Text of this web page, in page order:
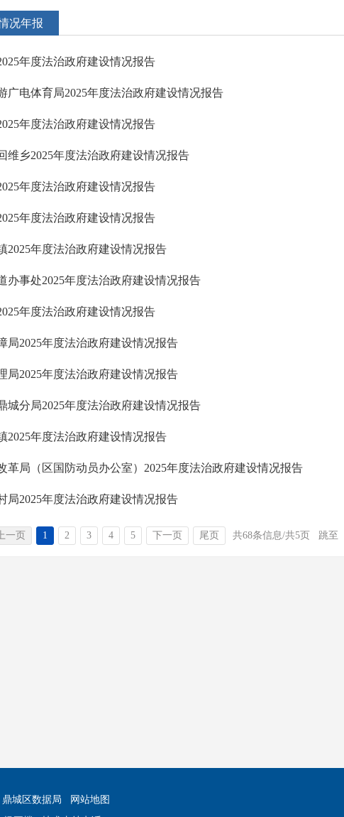
况年报
年度法治政府建设情况报告
广电体育局2025年度法治政府建设情况报告
年度法治政府建设情况报告
维乡2025年度法治政府建设情况报告
年度法治政府建设情况报告
年度法治政府建设情况报告
2025年度法治政府建设情况报告
办事处2025年度法治政府建设情况报告
年度法治政府建设情况报告
局2025年度法治政府建设情况报告
局2025年度法治政府建设情况报告
城分局2025年度法治政府建设情况报告
2025年度法治政府建设情况报告
革局（区国防动员办公室）2025年度法治政府建设情况报告
局2025年度法治政府建设情况报告
一页 1 2 3 4 5 下一页 尾页 共68条信息/共5页 跳至
城区数据局
网站地图